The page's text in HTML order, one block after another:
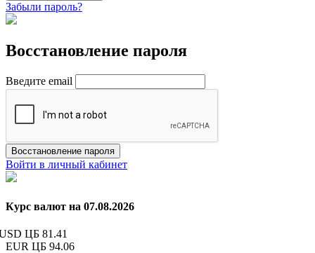
Забыли пароль?
Восстановление пароля
Введите email
Восстановление пароля
Войти в личный кабинет
Курс валют на 07.08.2026
ЦБ 81.41
EUR ЦБ 94.06